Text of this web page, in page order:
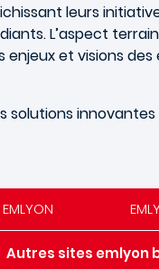
leurs
L’aspect
et visions
solutions
Autres sites emlyon